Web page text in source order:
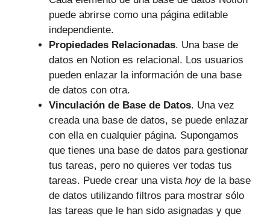
puede abrirse como una página editable
independiente.
Propiedades Relacionadas. Una base de
datos en Notion es relacional. Los usuarios
pueden enlazar la información de una base
de datos con otra.
Vinculación de Base de Datos. Una vez
creada una base de datos, se puede enlazar
con ella en cualquier página. Supongamos
que tienes una base de datos para gestionar
tus tareas, pero no quieres ver todas tus
tareas. Puede crear una vista hoyde la base
de datos utilizando filtros para mostrar sólo
las tareas que le han sido asignadas y que